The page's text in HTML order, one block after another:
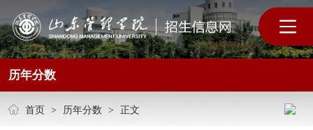
历年分数
首页 > 历年分数 > 正文